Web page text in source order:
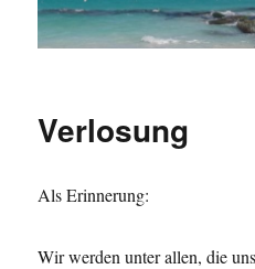
Verlosung
Als Erinnerung:
Wir werden unter allen, die